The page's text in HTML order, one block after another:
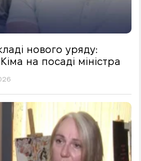
нового уряду:
на посаді міністра